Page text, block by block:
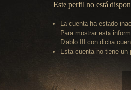
Este perfil no está
La cuenta ha estado
Para mostrar esta
Diablo III con dicha
Esta cuenta no tiene un